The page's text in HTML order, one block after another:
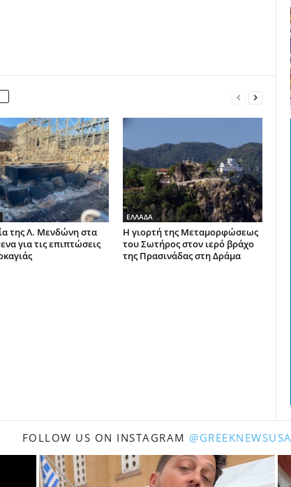
της Λ. Μενδώνη στα
για τις επιπτώσεις
ΕΛΛΑΔΑ
Η γιορτή της Μεταμορφώσεως
του Σωτήρος στον ιερό βράχο
της Πρασινάδας στη Δράμα
FOLLOW US ON INSTAGRAM @GREEKNEWSUSA